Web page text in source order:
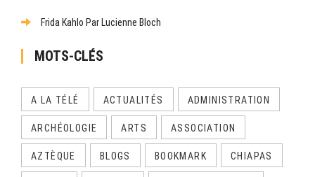
Frida Kahlo Par Lucienne Bloch
MOTS-CLÉS
A LA TÉLÉ ACTUALITÉS ADMINISTRATION
ARCHÉOLOGIE ARTS ASSOCIATION
AZTÈQUE BLOGS BOOKMARK CHIAPAS